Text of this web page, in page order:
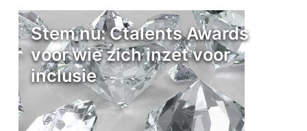
Stem nu: Ctalents Awards
voor wie zich inzet voor
inclusie